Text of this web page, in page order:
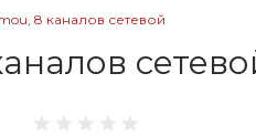
8 каналов сетевой